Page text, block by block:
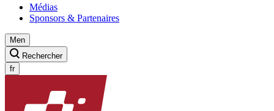
Médias
Sponsors & Partenaires
Men
Rechercher
fr